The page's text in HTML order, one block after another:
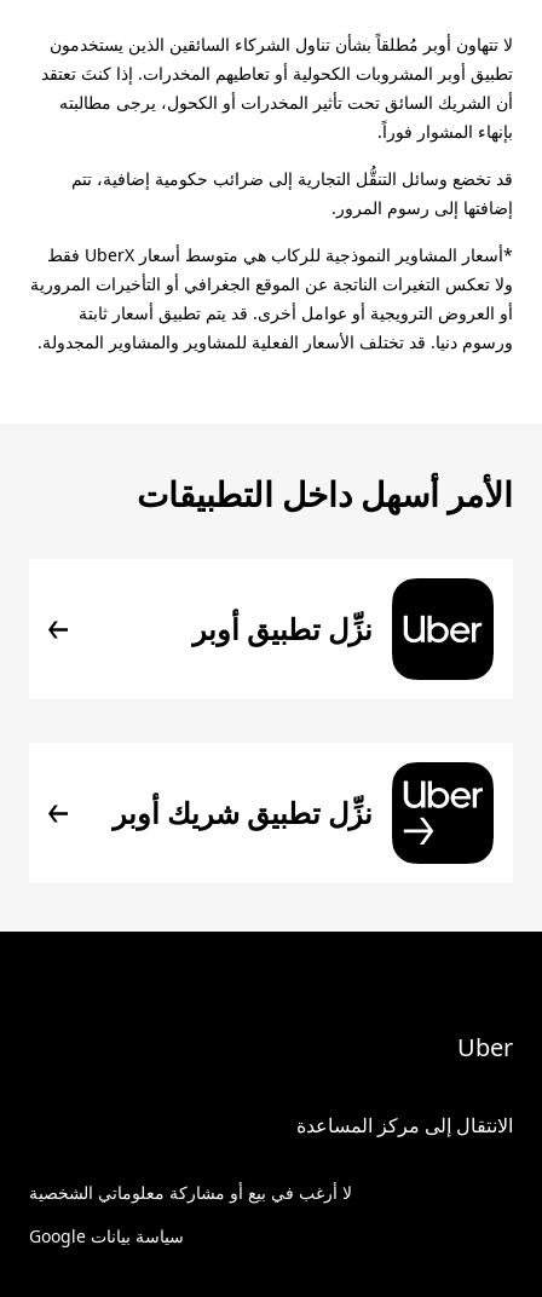
لا تتهاون أوبر مُطلقاً بشأن تناول الشركاء السائقين الذين يستخدمون
تطبيق أوبر المشروبات الكحولية أو تعاطيهم المخدرات. إذا كنتَ تعتقد
أن الشريك السائق تحت تأثير المخدرات أو الكحول، يرجى مطالبته
بإنهاء المشوار فوراً.
قد تخضع وسائل التنقُّل التجارية إلى ضرائب حكومية إضافية، تتم
إضافتها إلى رسوم المرور.
*أسعار المشاوير النموذجية للركاب هي متوسط أسعار UberX فقط
ولا تعكس التغيرات الناتجة عن الموقع الجغرافي أو التأخيرات المرورية
أو العروض الترويجية أو عوامل أخرى. قد يتم تطبيق أسعار ثابتة
ورسوم دنيا. قد تختلف الأسعار الفعلية للمشاوير والمشاوير المجدولة.
الأمر أسهل داخل التطبيقات
نزِّل تطبيق أوبر
نزِّل تطبيق شريك أوبر
Uber
الانتقال إلى مركز المساعدة
لا أرغب في بيع أو مشاركة معلوماتي الشخصية
سياسة بيانات Google